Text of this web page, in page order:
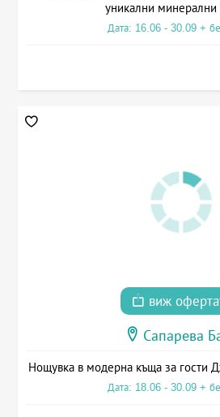
уникални минерални
Дата: 16.06 - 30.09 +
виж
Сапарева
Нощувка в модерна къща за гости
Дата: 18.06 - 30.09 +